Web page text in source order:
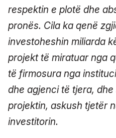
respektin e plotë dhe
pronës. Cila ka qenë
investoheshin miliarda
projekt të miratuar nga
të firmosura nga
dhe agjenci të tjera,
projektin, askush tjetër
investitorin.